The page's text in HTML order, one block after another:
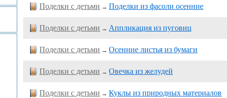
Поделки с детьми →Поделки из фасоли осенние
Поделки с детьми →Аппликация из пуговиц
Поделки с детьми →Осенние листья из бумаги
Поделки с детьми →Овечка из желудей
Поделки с детьми →Куклы из природных материалов